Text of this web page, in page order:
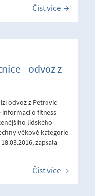
Číst více
- odvoz z
odvoz z Petrovic
informací o fitness
lidského
věkové kategorie
zapsala
Číst více